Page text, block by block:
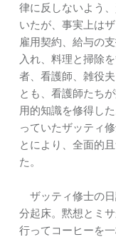
律に反しないよう
いたが、事実上は
雇用契約、給与の
入れ、料理と掃除
者、看護師、雑役
とも、看護師たち
用的知識を修得し
っていたザッティ
とにより、全面的
た。
ザッティ修士の日
分起床。黙想とミ
行ってコーヒーを